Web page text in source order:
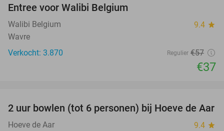
Entree voor Walibi Belgium
Walibi Belgium 9.4 star
Wavre
Verkocht: 3.870
Regulier €57
€37
50%
2 uur bowlen (tot 6 personen) bij Hoeve de Aar
Hoeve de Aar 9.4 star